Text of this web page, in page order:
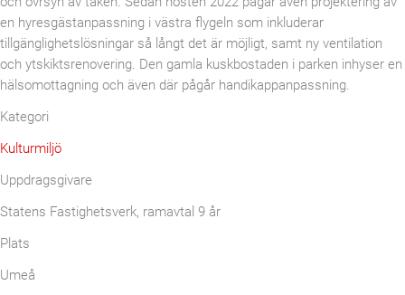
en hyresgästanpassning i västra flygeln som inkluderar
tillgänglighetslösningar så långt det är möjligt, samt ny ventilation
och ytskiktsrenovering. Den gamla kuskbostaden i parken inhyser en
hälsomottagning och även där pågår handikappanpassning.
Kategori
Kulturmiljö
Uppdragsgivare
Statens Fastighetsverk, ramavtal 9 år
Plats
Umeå